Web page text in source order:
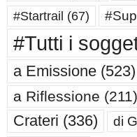
#Startrail (67)
#Tutti i
a Emissione (523)
a Riflessione (211)
Crateri (336) di